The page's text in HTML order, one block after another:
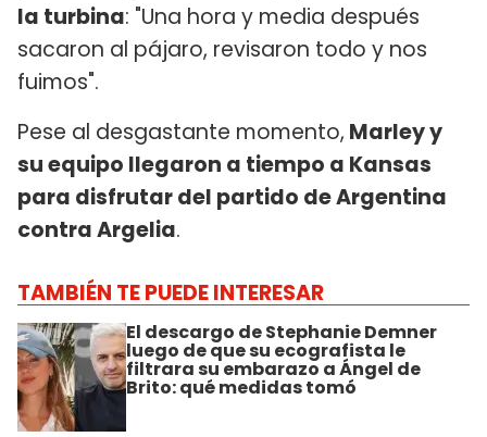
la turbina: "Una hora y media después
sacaron al pájaro, revisaron todo y nos
fuimos".
Pese al desgastante momento, Marley y
su equipo llegaron a tiempo a Kansas
para disfrutar del partido de Argentina
contra Argelia.
TAMBIÉN TE PUEDE INTERESAR
El descargo de Stephanie Demner
luego de que su ecografista le
filtrara su embarazo a Ángel de
Brito: qué medidas tomó